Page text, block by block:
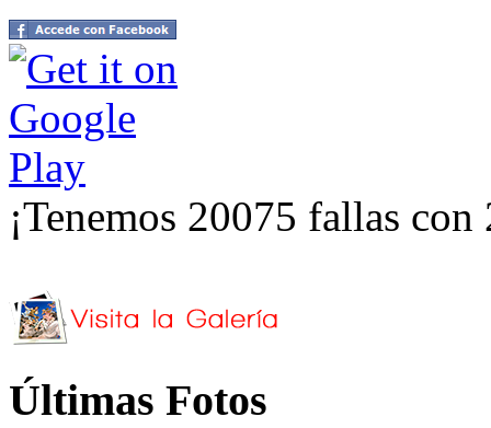
¡Tenemos 20075 fallas
Últimas Fotos